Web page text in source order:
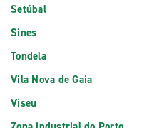
Setúbal
Sines
Tondela
Vila Nova de Gaia
Viseu